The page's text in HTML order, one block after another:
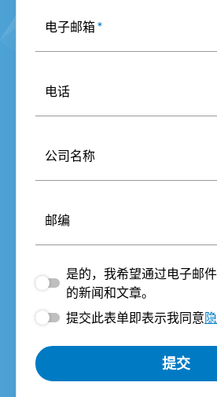
电子邮箱*
电话
公司名称
邮编
是的，我希望通过电子邮
的新闻和文章。
提交此表单即表示我同意
提交